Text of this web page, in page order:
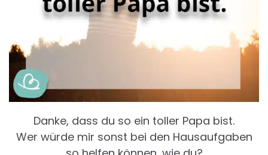
Danke, dass du so ein toller Papa bist.
Wer würde mir sonst bei den Hausaufgaben